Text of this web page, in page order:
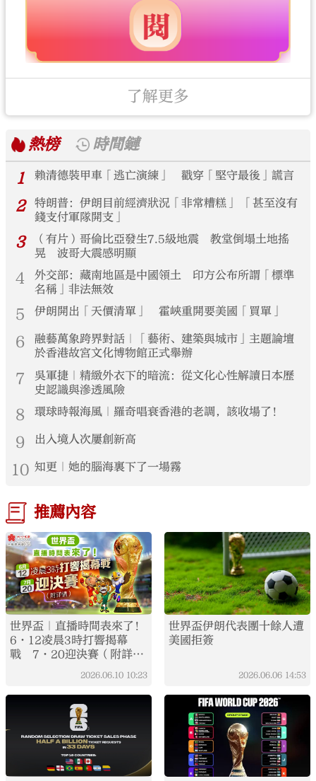
了解更多
熱榜
時間鏈
1
賴清德裝甲車「逃亡演練」 戳穿「堅守最後」謊言
2
特朗普：伊朗目前經濟狀況「非常糟糕」 「甚至沒有
錢支付軍隊開支」
3
（有片）哥倫比亞發生7.5級地震 教堂倒塌土地搖
晃 波哥大震感明顯
4
外交部：藏南地區是中國領土 印方公布所謂「標準
名稱」非法無效
5 伊朗開出「天價清單」 霍峽重開要美國「買單」
6
融藝萬象跨界對話｜「藝術、建築與城市」主題論壇
於香港故宮文化博物館正式舉辦
7
吳軍捷｜精緻外衣下的暗流：從文化心性解讀日本歷
史認識與滲透風險
8 環球時報海風｜羅奇唱衰香港的老調，該收場了！
9 出入境人次屢創新高
10 知更｜她的腦海裏下了一場霧
推薦內容
世界盃｜直播時間表來了！
6·12凌晨3時打響揭幕
戰 7·20迎決賽（附詳
2026.06.10 10:23
世界盃伊朗代表團十餘人遭
美國拒簽
2026.06.06 14:53